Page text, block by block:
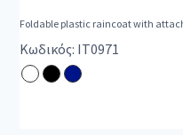
Foldable plastic raincoat with
Κωδικός: IT0971